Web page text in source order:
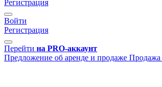
Регистрация
Войти
Регистрация
Перейти на PRO-аккаунт
Предложение об аренде и продаже Продажа